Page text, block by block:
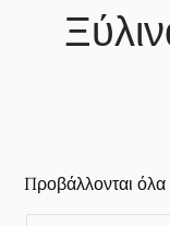
Προβάλλονται